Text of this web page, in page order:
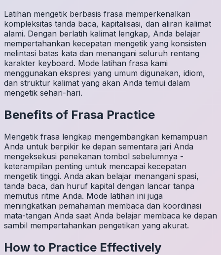
Latihan mengetik berbasis frasa memperkenalkan
kompleksitas tanda baca, kapitalisasi, dan aliran kalimat
alami. Dengan berlatih kalimat lengkap, Anda belajar
mempertahankan kecepatan mengetik yang konsisten
melintasi batas kata dan menangani seluruh rentang
karakter keyboard. Mode latihan frasa kami
menggunakan ekspresi yang umum digunakan, idiom,
dan struktur kalimat yang akan Anda temui dalam
mengetik sehari-hari.
Benefits of Frasa Practice
Mengetik frasa lengkap mengembangkan kemampuan
Anda untuk berpikir ke depan sementara jari Anda
mengeksekusi penekanan tombol sebelumnya -
keterampilan penting untuk mencapai kecepatan
mengetik tinggi. Anda akan belajar menangani spasi,
tanda baca, dan huruf kapital dengan lancar tanpa
memutus ritme Anda. Mode latihan ini juga
meningkatkan pemahaman membaca dan koordinasi
mata-tangan Anda saat Anda belajar membaca ke depan
sambil mempertahankan pengetikan yang akurat.
How to Practice Effectively